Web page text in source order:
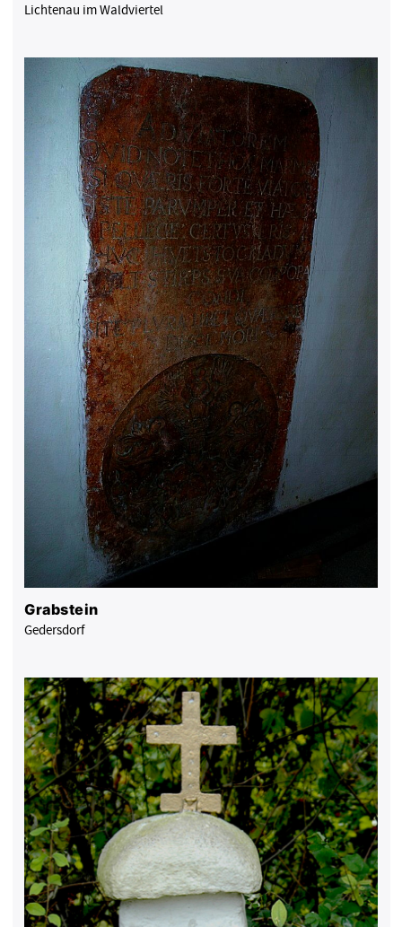
Lichtenau im Waldviertel
Grabstein
Gedersdorf